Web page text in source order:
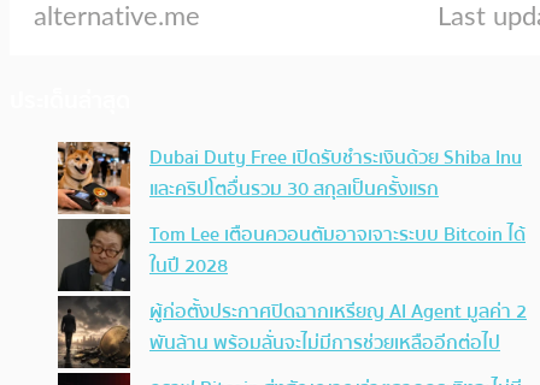
Dubai Duty Free เปิดรับชำระเงินด้วย Shiba Inu
และคริปโตอื่นรวม 30 สกุลเป็นครั้งแรก
Tom Lee เตือนควอนตัมอาจเจาะระบบ Bitcoin ได้
ในปี 2028
ผู้ก่อตั้งประกาศปิดฉากเหรียญ AI Agent มูลค่า 2
พันล้าน พร้อมลั่นจะไม่มีการช่วยเหลืออีกต่อไป